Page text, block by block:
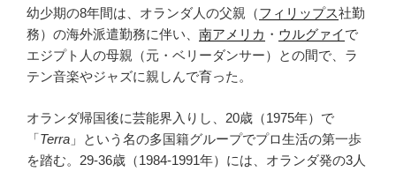
幼少期の8年間は、オランダ人の父親（フィリップス社勤
務）の海外派遣勤務に伴い、 南アメリカ ・ ウルグァイで
エジプト人の母親（元・ベリーダンサー）との間で、ラ
テン音楽やジャズに親しんで育った。
オランダ帰国後に芸能界入りし、20歳（1975年）で
「Terra 」という名の多国籍グループでプロ生活の第一歩
を踏む。29-36歳（1984-1991年）には、オランダ発の3人